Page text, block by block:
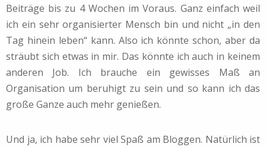
Beiträge bis zu 4 Wochen im Voraus. Ganz einfach weil
ich ein sehr organisierter Mensch bin und nicht „in den
Tag hinein leben“ kann. Also ich könnte schon, aber da
sträubt sich etwas in mir. Das könnte ich auch in keinem
anderen Job. Ich brauche ein gewisses Maß an
Organisation um beruhigt zu sein und so kann ich das
große Ganze auch mehr genießen.
Und ja, ich habe sehr viel Spaß am Bloggen. Natürlich ist